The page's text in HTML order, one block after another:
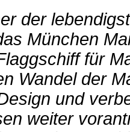
der
München
für
Wandel der
und
weiter